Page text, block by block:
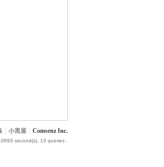
小黑屋 Comsenz Inc.
second(s), 13 queries .